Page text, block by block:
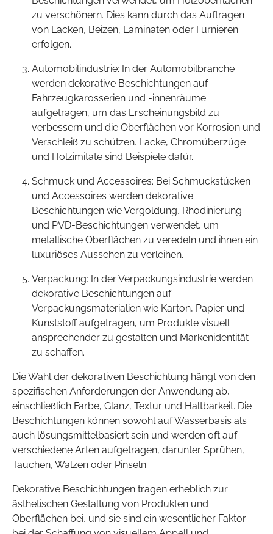
zu verschönern. Dies kann durch das Auftragen
von Lacken, Beizen, Laminaten oder Furnieren
erfolgen.
Automobilindustrie: In der Automobilbranche
werden dekorative Beschichtungen auf
Fahrzeugkarosserien und -innenräume
aufgetragen, um das Erscheinungsbild zu
verbessern und die Oberflächen vor Korrosion und
Verschleiß zu schützen. Lacke, Chromüberzüge
und Holzimitate sind Beispiele dafür.
Schmuck und Accessoires: Bei Schmuckstücken
und Accessoires werden dekorative
Beschichtungen wie Vergoldung, Rhodinierung
und PVD-Beschichtungen verwendet, um
metallische Oberflächen zu veredeln und ihnen ein
luxuriöses Aussehen zu verleihen.
Verpackung: In der Verpackungsindustrie werden
dekorative Beschichtungen auf
Verpackungsmaterialien wie Karton, Papier und
Kunststoff aufgetragen, um Produkte visuell
ansprechender zu gestalten und Markenidentität
zu schaffen.
Die Wahl der dekorativen Beschichtung hängt von den
spezifischen Anforderungen der Anwendung ab,
einschließlich Farbe, Glanz, Textur und Haltbarkeit. Die
Beschichtungen können sowohl auf Wasserbasis als
auch lösungsmittelbasiert sein und werden oft auf
verschiedene Arten aufgetragen, darunter Sprühen,
Tauchen, Walzen oder Pinseln.
Dekorative Beschichtungen tragen erheblich zur
ästhetischen Gestaltung von Produkten und
Oberflächen bei, und sie sind ein wesentlicher Faktor